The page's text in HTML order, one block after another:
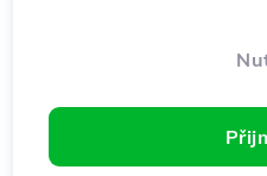
Názory
Publikováno dne 16/07/